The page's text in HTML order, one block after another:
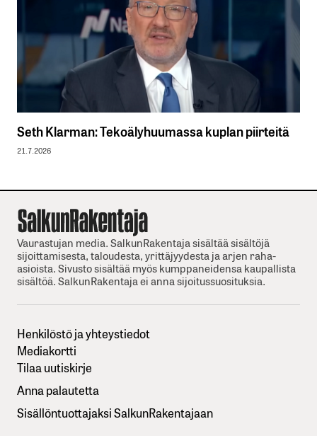
Seth Klarman: Tekoälyhuumassa kuplan piirteitä
21.7.2026
Vaurastujan media. SalkunRakentaja sisältää sisältöjä
sijoittamisesta, taloudesta, yrittäjyydesta ja arjen raha-
asioista. Sivusto sisältää myös kumppaneidensa kaupallista
sisältöä. SalkunRakentaja ei anna sijoitussuosituksia.
Henkilöstö ja yhteystiedot
Mediakortti
Tilaa uutiskirje
Anna palautetta
Sisällöntuottajaksi SalkunRakentajaan